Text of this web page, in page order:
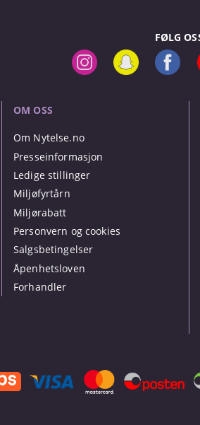
FØLG
OM OSS
Om Nytelse.no
Presseinformasjon
Ledige stillinger
Miljøfyrtårn
Miljørabatt
Personvern og cookies
Salgsbetingelser
Åpenhetsloven
Forhandler